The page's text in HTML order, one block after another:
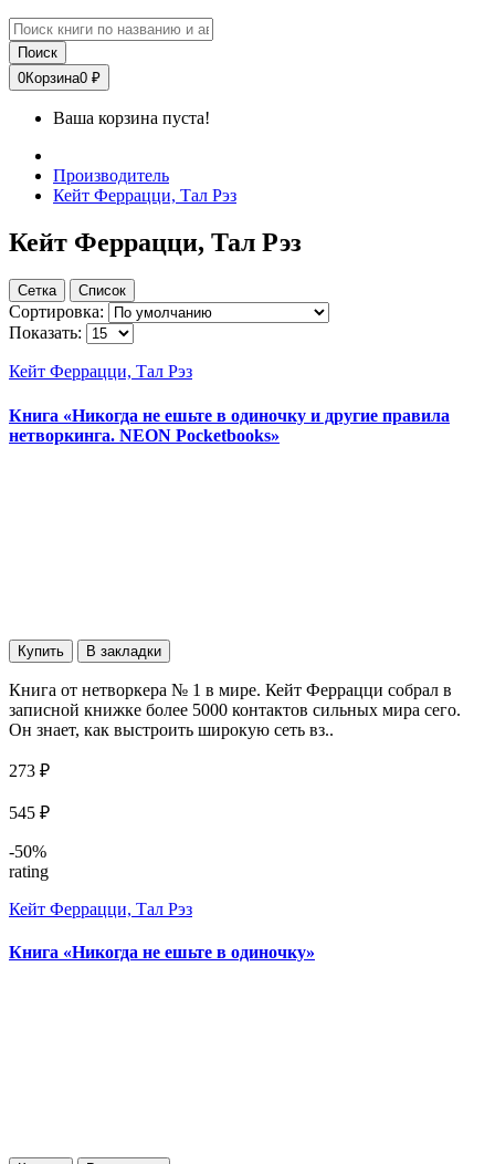
Поиск
0Корзина0 ₽
Ваша корзина пуста!
Производитель
Кейт Феррацци, Тал Рэз
Кейт Феррацци, Тал Рэз
Сетка Список
Сортировка:
Показать:
Кейт Феррацци, Тал Рэз
Книга «Никогда не ешьте в одиночку и другие правила
нетворкинга. NEON Pocketbooks»
Купить В закладки
Книга от нетворкера № 1 в мире. Кейт Феррацци собрал в
записной книжке более 5000 контактов сильных мира сего.
Он знает, как выстроить широкую сеть вз..
273 ₽
545 ₽
-50%
rating
Кейт Феррацци, Тал Рэз
Книга «Никогда не ешьте в одиночку»